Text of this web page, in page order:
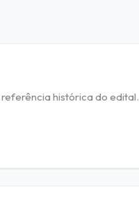
histórica do edital.